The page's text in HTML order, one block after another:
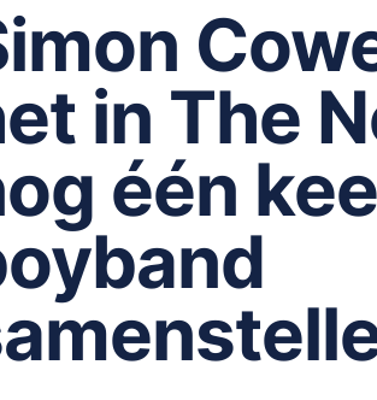
in The
één